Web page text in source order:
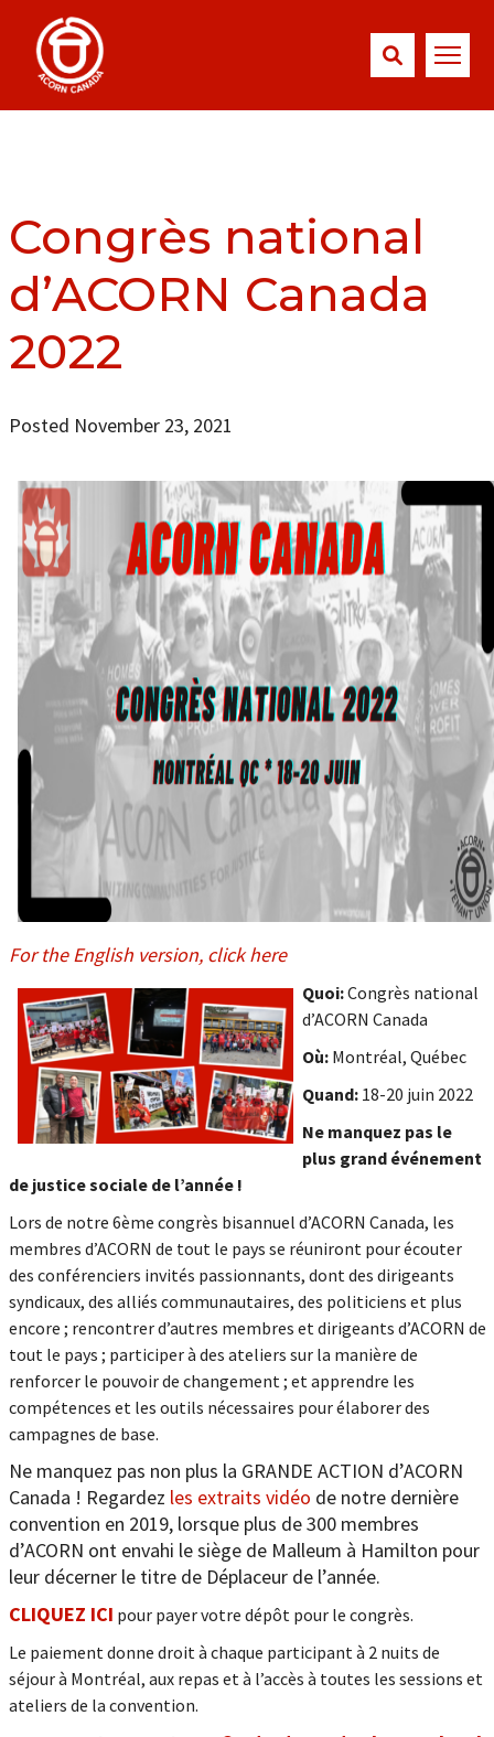
Congrès national
d’ACORN Canada
2022
Posted November 23, 2021
For the English version, click here
Quoi:Congrès national
d’ACORN Canada
Où:Montréal, Québec
Quand: 18-20 juin 2022
Ne manquez pas le
plus grand événement
de justice sociale de l’année !
Lors de notre 6ème congrès bisannuel d’ACORN Canada, les
membres d’ACORN de tout le pays se réuniront pour écouter
des conférenciers invités passionnants, dont des dirigeants
syndicaux, des alliés communautaires, des politiciens et plus
encore ; rencontrer d’autres membres et dirigeants d’ACORN de
tout le pays ; participer à des ateliers sur la manière de
renforcer le pouvoir de changement ; et apprendre les
compétences et les outils nécessaires pour élaborer des
campagnes de base.
Ne manquez pas non plus la GRANDE ACTION d’ACORN
Canada ! Regardez les extraits vidéo de notre dernière
convention en 2019, lorsque plus de 300 membres
d’ACORN ont envahi le siège de Malleum à Hamilton pour
leur décerner le titre de Déplaceur de l’année.
CLIQUEZ ICI pour payer votre dépôt pour le congrès.
Le paiement donne droit à chaque participant à 2 nuits de
séjour à Montréal, aux repas et à l’accès à toutes les sessions et
ateliers de la convention.